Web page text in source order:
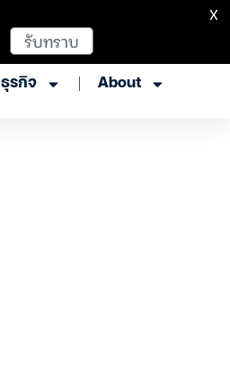
ธุรกิจ About
รับทราบ
X